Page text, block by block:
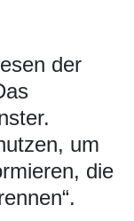
der
um
die